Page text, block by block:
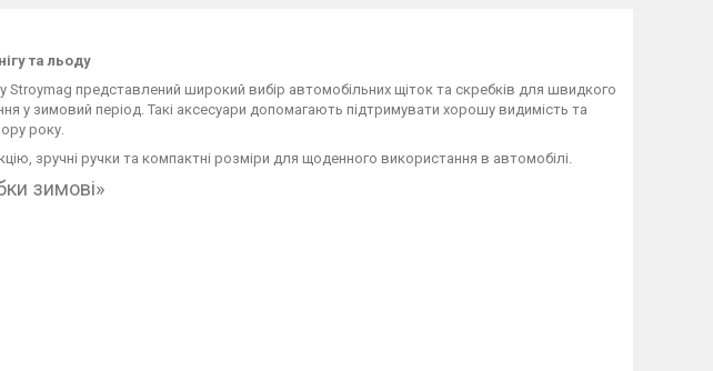
та льоду
Stroymag представлений широкий вибір автомобільних щіток та скребків для швидкого
у зимовий період. Такі аксесуари допомагають підтримувати хорошу видимість та
року.
зручні ручки та компактні розміри для щоденного використання в автомобілі.
зимові»